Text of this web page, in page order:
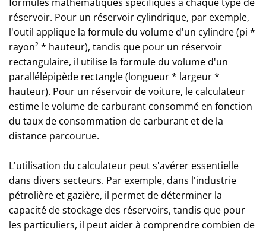
réservoir. Pour un réservoir cylindrique, par exemple,
l'outil applique la formule du volume d'un cylindre (pi *
rayon² * hauteur), tandis que pour un réservoir
rectangulaire, il utilise la formule du volume d'un
parallélépipède rectangle (longueur * largeur *
hauteur). Pour un réservoir de voiture, le calculateur
estime le volume de carburant consommé en fonction
du taux de consommation de carburant et de la
distance parcourue.
L'utilisation du calculateur peut s'avérer essentielle
dans divers secteurs. Par exemple, dans l'industrie
pétrolière et gazière, il permet de déterminer la
capacité de stockage des réservoirs, tandis que pour
les particuliers, il peut aider à comprendre combien de